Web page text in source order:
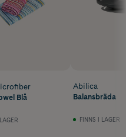
Blå
Abilica
Balansbräda
FINNS I LAGER